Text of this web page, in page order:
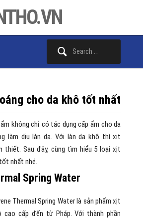
cho da khô tốt nhất
không chỉ có tác dụng cấp ẩm cho da
làm dịu làn da. Với làn da khô thì xịt
thiết. Sau đây, cùng tìm hiểu 5 loại xịt
nhất nhé.
Spring Water
Thermal Spring Water là sản phẩm xịt
cao cấp đến từ Pháp. Với thành phần